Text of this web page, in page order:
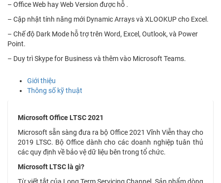
– Office Web hay Web Version được hỗ .
– Cập nhật tính năng mới Dynamic Arrays và XLOOKUP cho Excel.
– Chế độ Dark Mode hỗ trợ trên Word, Excel, Outlook, và Power
Point.
– Duy trì Skype for Business và thêm vào Microsoft Teams.
Giới thiệu
Thông số kỹ thuật
Microsoft Office LTSC 2021
Microsoft sẵn sàng đưa ra bộ Office 2021 Vĩnh Viễn thay cho
2019 LTSC. Bộ Office dành cho các doanh nghiệp tuân thủ
các quy định về bảo vệ dữ liệu bên trong tổ chức.
Microsoft LTSC là gì?